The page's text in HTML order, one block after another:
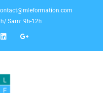
Sam: 9h-12h